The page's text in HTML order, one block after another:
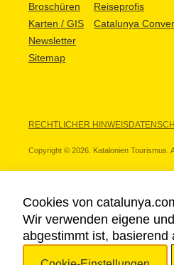
Broschüren
Karten / GIS
Newsletter
Sitemap
Reiseprofis
Catalunya
RECHTLICHER HINWEIS
Copyright © 2026. Katalonien Tourismus.
UNSERE PARTNER
Cookies von
Wir verwenden eigene
abgestimmt ist,